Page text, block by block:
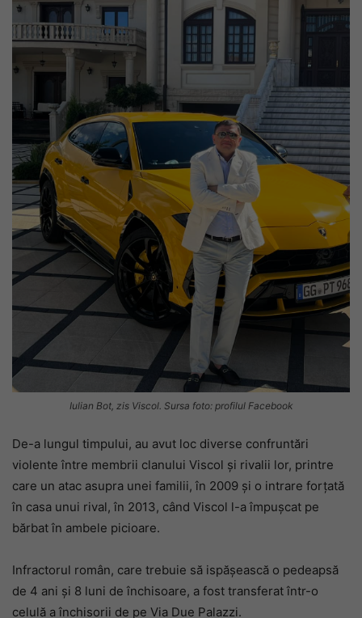
Iulian Bot, zis Viscol. Sursa foto: profilul Facebook
De-a lungul timpului, au avut loc diverse confruntări
violente între membrii clanului Viscol și rivalii lor, printre
care un atac asupra unei familii, în 2009 și o intrare forțată
în casa unui rival, în 2013, când Viscol l-a împușcat pe
bărbat în ambele picioare.
Infractorul român, care trebuie să ispășească o pedeapsă
de 4 ani și 8 luni de închisoare, a fost transferat într-o
celulă a închisorii de pe Via Due Palazzi.